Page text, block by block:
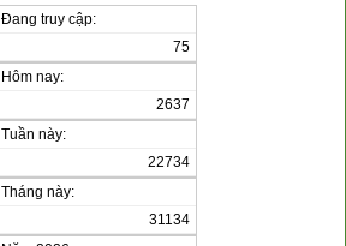
Đang truy cập:
75
Hôm nay:
2637
Tuần này:
22734
Tháng này:
31134